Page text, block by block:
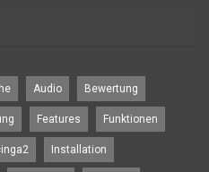
Audio Bewertung
Features Funktionen
Installation